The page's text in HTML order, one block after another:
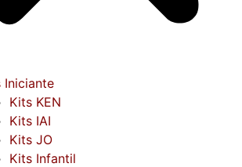
Iniciante
Kits KEN
Kits IAI
Kits JO
Kits Infantil